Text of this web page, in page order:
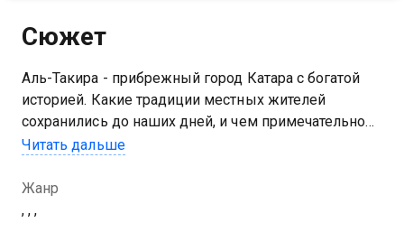
Сюжет
Аль-Такира - прибрежный город Катара с богатой
историей. Какие традиции местных жителей
сохранились до наших дней, и чем примечательно
это место?
Читать дальше
Жанр
, , ,